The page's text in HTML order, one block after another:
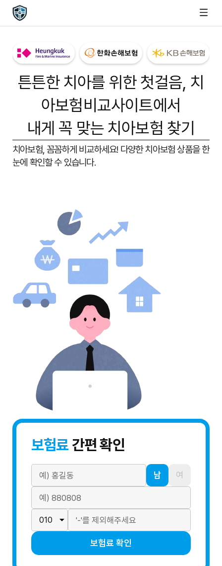
튼튼한 치아를 위한 첫걸음, 치
아보험비교사이트에서
내게 꼭 맞는 치아보험 찾기
치아보험, 꼼꼼하게 비교하세요! 다양한 치아보험 상품을 한
눈에 확인할 수 있습니다.
보험료간편 확인
남 여
보험료 확인